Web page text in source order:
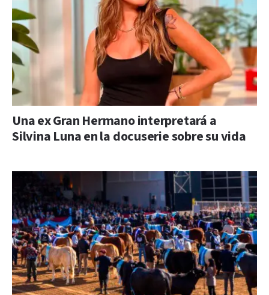
Una ex Gran Hermano interpretará a
Silvina Luna en la docuserie sobre su vida